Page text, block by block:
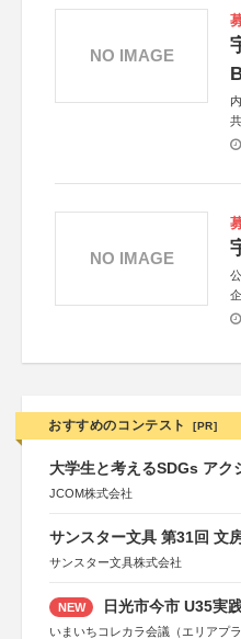
NO IMAGE
NO IMAGE
おすすめのコンテスト [PR]
大学生と考えるSDGs アク
JCOM株式会社
サンスター文具 第31回 文
サンスター文具株式会社
NEW 日光市今市 U35実
いまいちコレカラ会議（エリアプ